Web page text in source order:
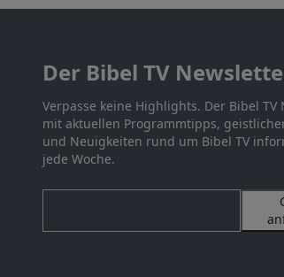
Der Bibel TV
Verpasse keine Highlights. Der Bibel TV
mit aktuellen Programmtipps,
und Neuigkeiten rund um Bibel TV
jede Woche.